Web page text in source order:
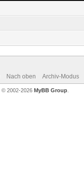
Nach oben Archiv-Modus
, © 2002-2026 MyBB Group